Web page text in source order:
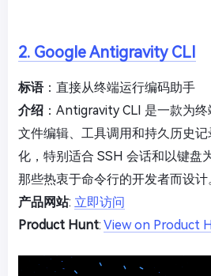
2. Google Antigravity CLI
标语：直接从终端运行编码助手
介绍 ：Antigravity CLI 是一款为
文件编辑、工具调用和持久历史
化，特别适合 SSH 会话和以键盘
那些热衷于命令行的开发者而设计
产品网站: 立即访问
Product Hunt: View on Product